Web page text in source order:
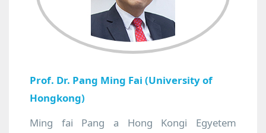
Prof. Dr. Pang Ming Fai (University of
Hongkong)
Ming fai Pang a Hong Kongi Egyetem